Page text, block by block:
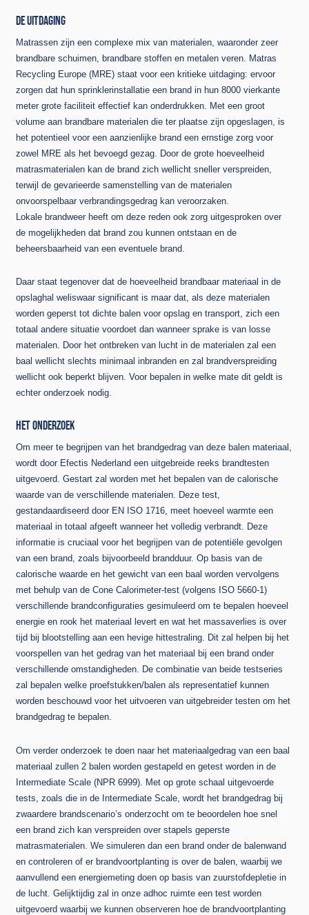
DE UITDAGING
Matrassen zijn een complexe mix van materialen, waaronder zeer
brandbare schuimen, brandbare stoffen en metalen veren. Matras
Recycling Europe (MRE) staat voor een kritieke uitdaging: ervoor
zorgen dat hun sprinklerinstallatie een brand in hun 8000 vierkante
meter grote faciliteit effectief kan onderdrukken. Met een groot
volume aan brandbare materialen die ter plaatse zijn opgeslagen, is
het potentieel voor een aanzienlijke brand een ernstige zorg voor
zowel MRE als het bevoegd gezag. Door de grote hoeveelheid
matrasmaterialen kan de brand zich wellicht sneller verspreiden,
terwijl de gevarieerde samenstelling van de materialen
onvoorspelbaar verbrandingsgedrag kan veroorzaken.
Lokale brandweer heeft om deze reden ook zorg uitgesproken over
de mogelijkheden dat brand zou kunnen ontstaan en de
beheersbaarheid van een eventuele brand.
Daar staat tegenover dat de hoeveelheid brandbaar materiaal in de
opslaghal weliswaar significant is maar dat, als deze materialen
worden geperst tot dichte balen voor opslag en transport, zich een
totaal andere situatie voordoet dan wanneer sprake is van losse
materialen. Door het ontbreken van lucht in de materialen zal een
baal wellicht slechts minimaal inbranden en zal brandverspreiding
wellicht ook beperkt blijven. Voor bepalen in welke mate dit geldt is
echter onderzoek nodig.
HET ONDERZOEK
Om meer te begrijpen van het brandgedrag van deze balen materiaal,
wordt door Efectis Nederland een uitgebreide reeks brandtesten
uitgevoerd. Gestart zal worden met het bepalen van de calorische
waarde van de verschillende materialen. Deze test,
gestandaardiseerd door EN ISO 1716, meet hoeveel warmte een
materiaal in totaal afgeeft wanneer het volledig verbrandt. Deze
informatie is cruciaal voor het begrijpen van de potentiële gevolgen
van een brand, zoals bijvoorbeeld brandduur. Op basis van de
calorische waarde en het gewicht van een baal worden vervolgens
met behulp van de Cone Calorimeter-test (volgens ISO 5660-1)
verschillende brandconfiguraties gesimuleerd om te bepalen hoeveel
energie en rook het materiaal levert en wat het massaverlies is over
tijd bij blootstelling aan een hevige hittestraling. Dit zal helpen bij het
voorspellen van het gedrag van het materiaal bij een brand onder
verschillende omstandigheden. De combinatie van beide testseries
zal bepalen welke proefstukken/balen als representatief kunnen
worden beschouwd voor het uitvoeren van uitgebreider testen om het
brandgedrag te bepalen.
Om verder onderzoek te doen naar het materiaalgedrag van een baal
materiaal zullen 2 balen worden gestapeld en getest worden in de
Intermediate Scale (NPR 6999). Met op grote schaal uitgevoerde
tests, zoals die in de Intermediate Scale, wordt het brandgedrag bij
zwaardere brandscenario’s onderzocht om te beoordelen hoe snel
een brand zich kan verspreiden over stapels geperste
matrasmaterialen. We simuleren dan een brand onder de balenwand
en controleren of er brandvoortplanting is over de balen, waarbij we
aanvullend een energiemeting doen op basis van zuurstofdepletie in
de lucht. Gelijktijdig zal in onze adhoc ruimte een test worden
uitgevoerd waarbij we kunnen observeren hoe de brandvoortplanting